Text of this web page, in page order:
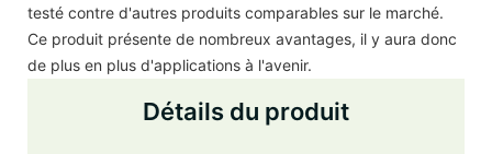
testé contre d'autres produits comparables sur le marché.
Ce produit présente de nombreux avantages, il y aura donc
de plus en plus d'applications à l'avenir.
Détails du produit